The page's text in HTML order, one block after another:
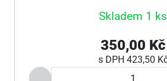
Skladem 1 ks
350,00 Kč
s DPH 423,50